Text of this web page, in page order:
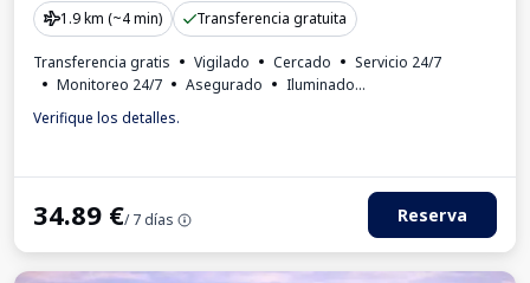
1.9 km (~4 min)
Transferencia gratuita
Transferencia gratis Vigilado Cercado
Servicio 24/7
Monitoreo 24/7
Asegurado
Iluminado
Para los turismos
Verifique los detalles.
34.89 €/ 7 días Reserva